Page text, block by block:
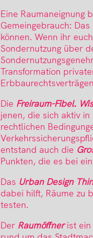
Eine Raumaneignung
Gemeingebrauch:
können. Wenn ihr
Sondernutzung über
Transformation
Die Freiraum-Fibel.
jenen, die sich aktiv
rechtlichen
entstand auch die
Punkten, die es bei
Das Urban Design
dabei hilft, Räume zu
testen.
Der Raumöffnerist ein